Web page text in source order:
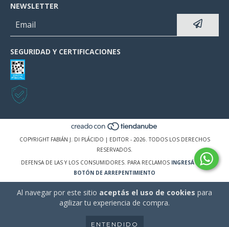
Al navegar por este sitio aceptás el uso de cookies para
agilizar tu experiencia de compra.
ENTENDIDO
NEWSLETTER
SEGURIDAD Y CERTIFICACIONES
COPYRIGHT FABIÁN J. DI PLÁCIDO | EDITOR - 2026. TODOS LOS DERECHOS
RESERVADOS.
DEFENSA DE LAS Y LOS CONSUMIDORES. PARA RECLAMOS INGRESÁ ACÁ.
BOTÓN DE ARREPENTIMIENTO